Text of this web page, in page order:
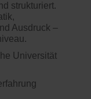
strukturiert.
Ausdruck –
Universität